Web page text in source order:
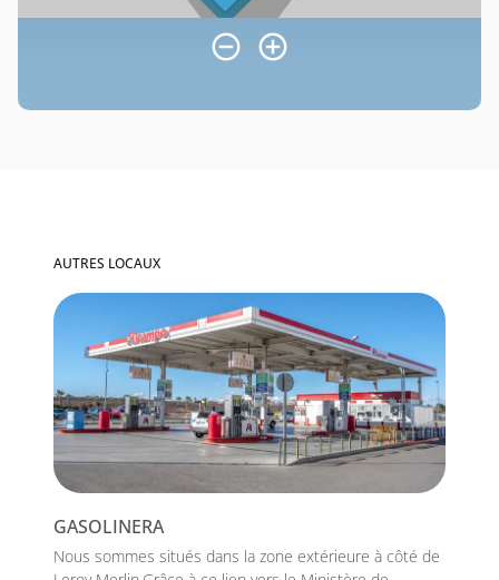
AUTRES LOCAUX
GASOLINERA
Nous sommes situés dans la zone extérieure à côté de